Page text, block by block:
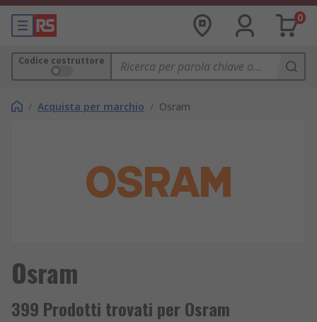
0
Codice costruttore
/ Acquista per marchio / Osram
Osram
399 Prodotti trovati per Osram